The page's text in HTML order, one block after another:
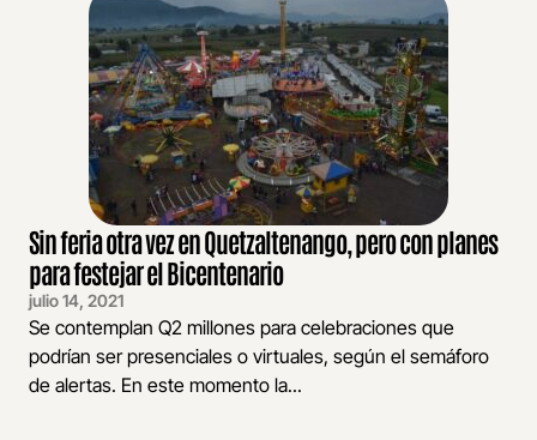
Sin feria otra vez en Quetzaltenango, pero con planes
para festejar el Bicentenario
julio 14, 2021
Se contemplan Q2 millones para celebraciones que
podrían ser presenciales o virtuales, según el semáforo
de alertas. En este momento la...